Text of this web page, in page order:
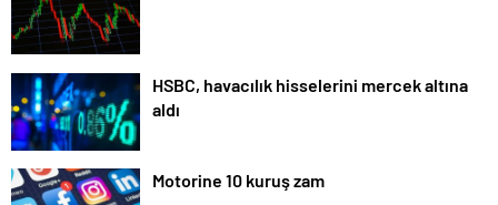
HSBC, havacılık hisselerini mercek altına
aldı
Motorine 10 kuruş zam